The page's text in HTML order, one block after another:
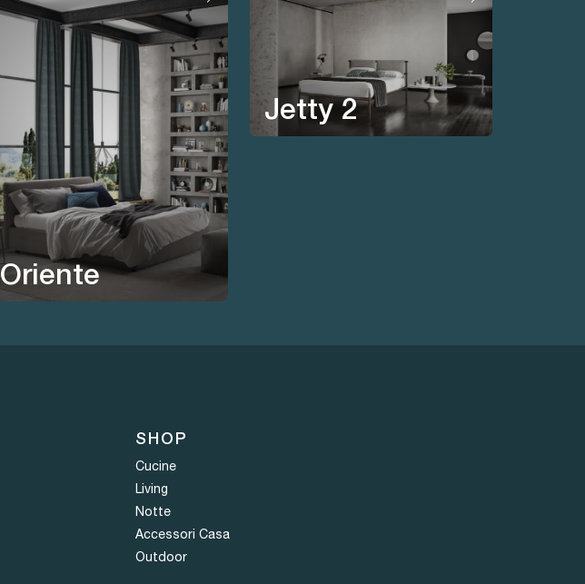
Oriente
Jetty 2
SHOP
Cucine
Living
Notte
Accessori Casa
Outdoor